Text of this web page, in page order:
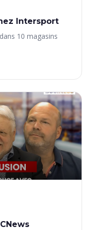
Intersport
10 magasins